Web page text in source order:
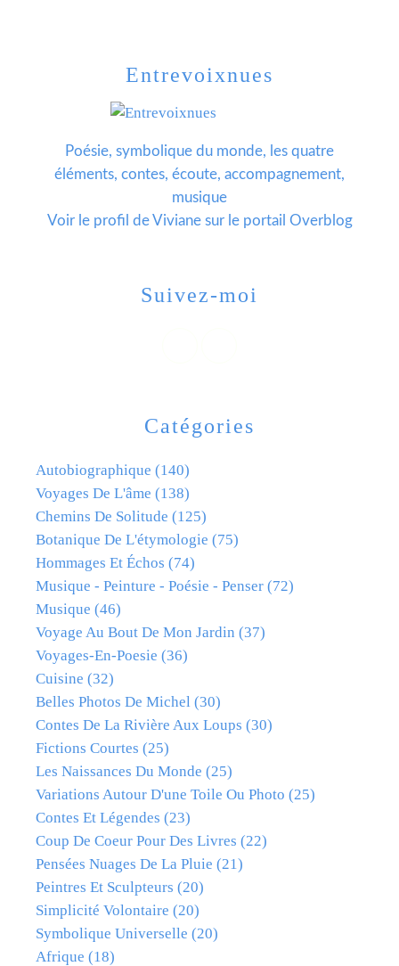
Catégories
Autobiographique (140)
Voyages De L'âme (138)
Chemins De Solitude (125)
Botanique De L'étymologie (75)
Hommages Et Échos (74)
Musique - Peinture - Poésie - Penser (72)
Musique (46)
Voyage Au Bout De Mon Jardin (37)
Voyages-En-Poesie (36)
Cuisine (32)
Belles Photos De Michel (30)
Contes De La Rivière Aux Loups (30)
Fictions Courtes (25)
Les Naissances Du Monde (25)
Variations Autour D'une Toile Ou Photo (25)
Contes Et Légendes (23)
Coup De Coeur Pour Des Livres (22)
Pensées Nuages De La Pluie (21)
Peintres Et Sculpteurs (20)
Simplicité Volontaire (20)
Symbolique Universelle (20)
Afrique (18)
Entrevoixnues
Poésie, symbolique du monde, les quatre
éléments, contes, écoute, accompagnement,
musique
Voir le profil deVivianesur le portail Overblog
Suivez-moi